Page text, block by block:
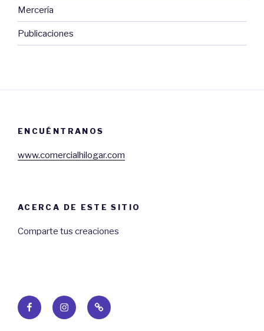
Mercería
Publicaciones
ENCUÉNTRANOS
www.comercialhilogar.com
ACERCA DE ESTE SITIO
Comparte tus creaciones
FacebookInstagramWeb